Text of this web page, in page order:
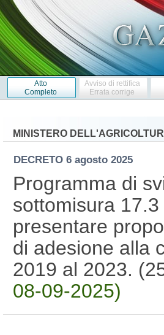
Atto
Completo
Avviso di rettifica
Errata corrige
MINISTERO
DECRETO 6 agosto 2025
Programma di
sottomisura
presentare
di adesione alla
2019 al 2023.
08-09-2025)